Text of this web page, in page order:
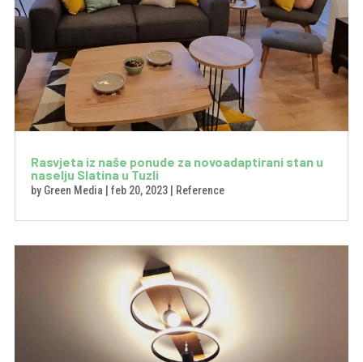
Rasvjeta iz naše ponude za novoadaptirani stan u
naselju Slatina u Tuzli
by Green Media feb 20, 2023| Reference